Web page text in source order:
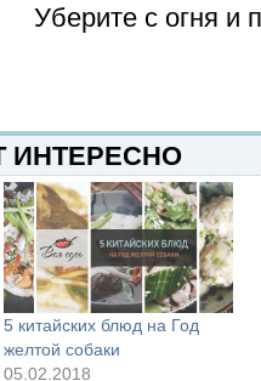
Уберите с огня и
ИНТЕРЕСНО
5 китайских блюд на Год
желтой собаки
05.02.2018